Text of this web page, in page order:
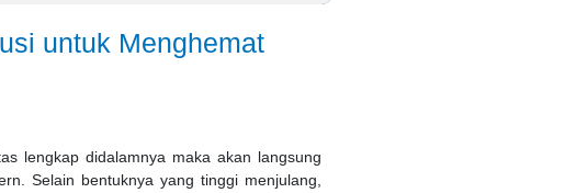
untuk Menghemat
lengkap didalamnya maka akan langsung
Selain bentuknya yang tinggi menjulang,